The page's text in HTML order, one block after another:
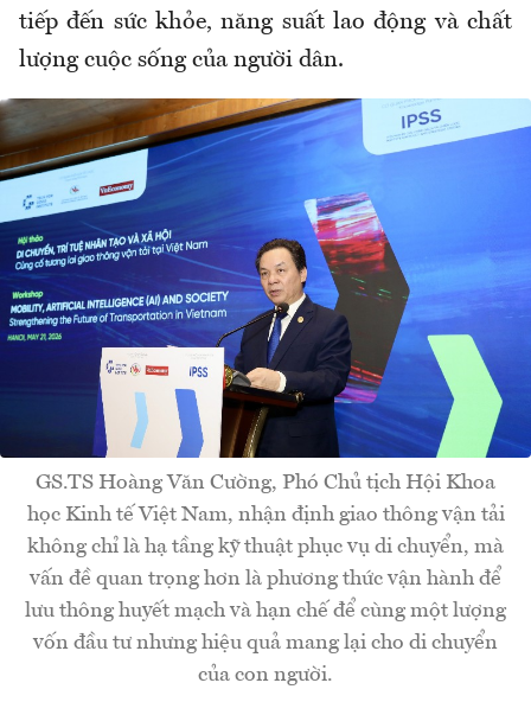
tiếp đến sức khỏe, năng suất lao động và chất
lượng cuộc sống của người dân.
GS.TS Hoàng Văn Cường, Phó Chủ tịch Hội Khoa
học Kinh tế Việt Nam, nhận định giao thông vận tải
không chỉ là hạ tầng kỹ thuật phục vụ di chuyển, mà
vấn đề quan trọng hơn là phương thức vận hành để
lưu thông huyết mạch và hạn chế để cùng một lượng
vốn đầu tư nhưng hiệu quả mang lại cho di chuyển
của con người.